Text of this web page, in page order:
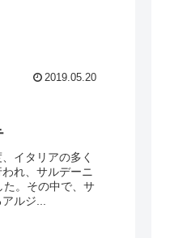
2019.05.20
イタリアの多く
れ、サルデーニ
た。その中で、サ
ルジ...